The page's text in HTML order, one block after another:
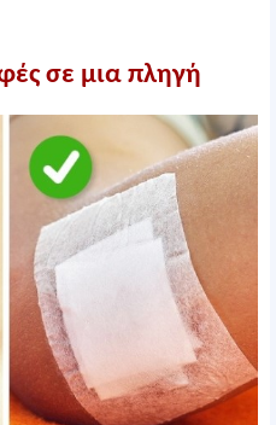
σε μια πληγή